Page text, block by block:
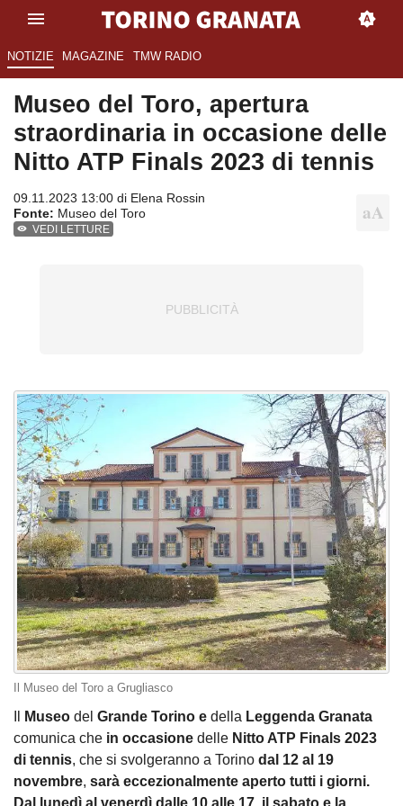
NOTIZIE MAGAZINE TMW RADIO
Museo del Toro, apertura
straordinaria in occasione delle
Nitto ATP Finals 2023 di tennis
09.11.2023 13:00 di Elena Rossin
Fonte: Museo del Toro
VEDI LETTURE
Il Museo del Toro a Grugliasco
Museo del Grande Torino e della Leggenda Granata
comunica che in occasione delle Nitto ATP Finals 2023
di tennis, che si svolgeranno a Torino dal 12 al 19
novembre, sarà eccezionalmente aperto tutti i giorni.
Dal lunedì al venerdì dalle 10 alle 17, il sabato e la